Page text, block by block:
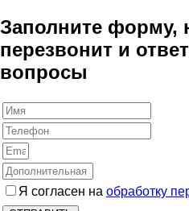
Заполните форму,
перезвонит и
вопросы
Я согласен на обработку